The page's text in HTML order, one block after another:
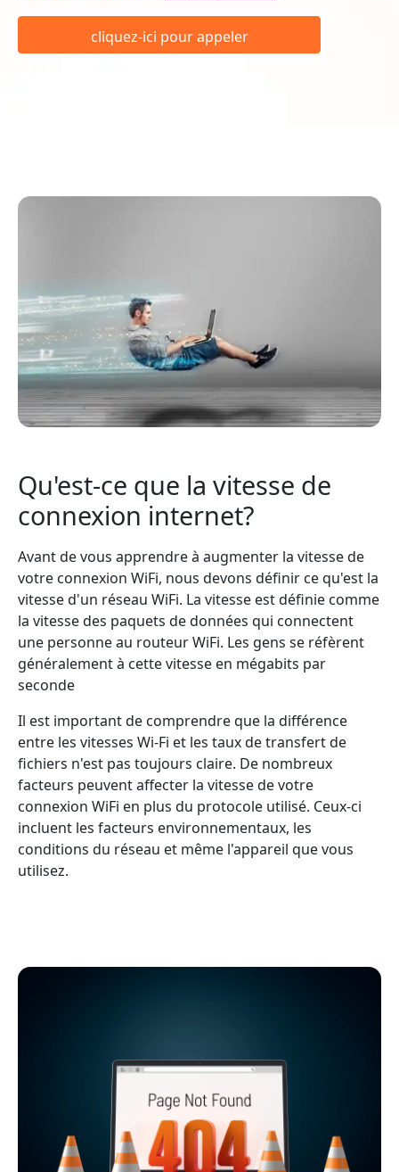
cliquez-ici pour appeler
Qu'est-ce que la vitesse de
connexion internet?
Avant de vous apprendre à augmenter la vitesse de
votre connexion WiFi, nous devons définir ce qu'est la
vitesse d'un réseau WiFi. La vitesse est définie comme
la vitesse des paquets de données qui connectent
une personne au routeur WiFi. Les gens se réfèrent
généralement à cette vitesse en mégabits par
seconde
Il est important de comprendre que la différence
entre les vitesses Wi-Fi et les taux de transfert de
fichiers n'est pas toujours claire. De nombreux
facteurs peuvent affecter la vitesse de votre
connexion WiFi en plus du protocole utilisé. Ceux-ci
incluent les facteurs environnementaux, les
conditions du réseau et même l'appareil que vous
utilisez.